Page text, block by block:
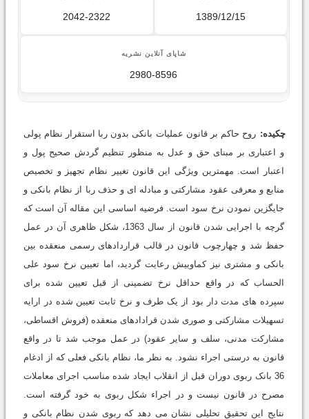
1389/12/15
2042-2322
شاپای آنلاین نشریه
2980-8596
چکیده: روح حاکم بر قانون عملیات بانکی بدون ربا استقرار نظام پولی
و اعتباری بر مبنای حق و عدل به منظور تنظیم گردش صحیح پول و
اعتبار است. مهمترین ویژگی این قانون تغییر نظام تجهیز و تخصیص
منابع و معرفی عقود مشارکتی و مبادله ای و حذف ربا از نظام بانکی و
جایگزین نمودن نرخ سود است. فرضیه اساسی این مقاله آن است که
گرچه با اجرایی شدن قانون از سال 1363، شکل ظاهری آن در عمل
حفظ شد و چهارچوب قانون در قالب قراردادهای رسمی منعقده بین
بانکی و مشتری نیز کماوبیش رعایت گردید، اما تعیین نرخ سود علی
الحساب که در واقع حداقل نرخ تضمینی از قبل تعیین شده برای
سپرده های مدت دار بود از یک طرف و نرخ ثابت تعیین شده در ارایه
تسهیلات مشارکتی و صوری شدن قرادادهای منعقده (فروش اقساطی،
مشارکت مدنی، سلف و سایر عقود) در عمل موجب شد تا در واقع
قانون به درستی اجراء نشود. به نظر ما، نظام بانکی فعلی که از ادغام
36 بانک ربوی دوران قبل از انقلاب ایجاد شده مناسب اجرای معاملات
مصرح در قانون نیست و در اجراء شکل ربوی به خود گرفته است.
نتایج این تحقیق تحلیلی نشان می دهد که ربوی شدن نظام بانکی و